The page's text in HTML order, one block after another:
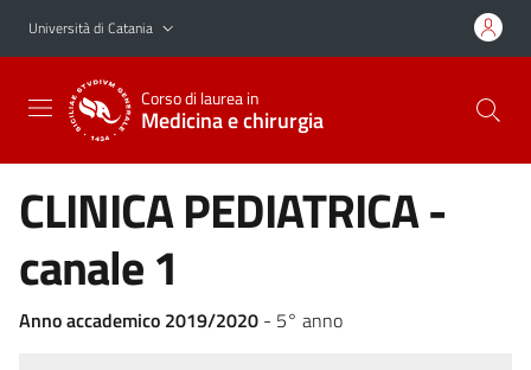
Vai al contenuto principale
Vai al menu di navigazione
Università di Catania
Corso di laurea in
Medicina e chirurgia
CLINICA PEDIATRICA -
canale 1
Anno accademico 2019/2020 - 5° anno